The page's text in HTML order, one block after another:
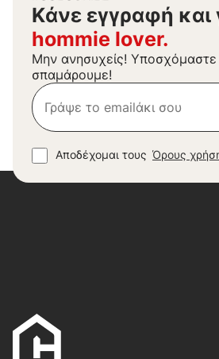
Kάνε εγγραφή και
hommie lover.
Μην ανησυχείς!
σπαμάρουμε!
Αποδέχομαι τους Όρους